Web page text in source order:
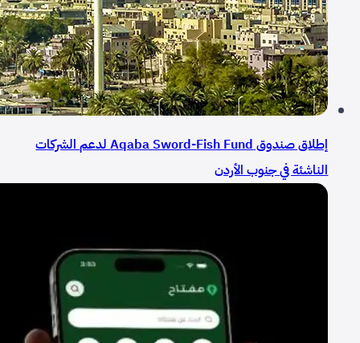
إطلاق صندوق Aqaba Sword-Fish Fund لدعم الشركات
الناشئة في جنوب الأردن